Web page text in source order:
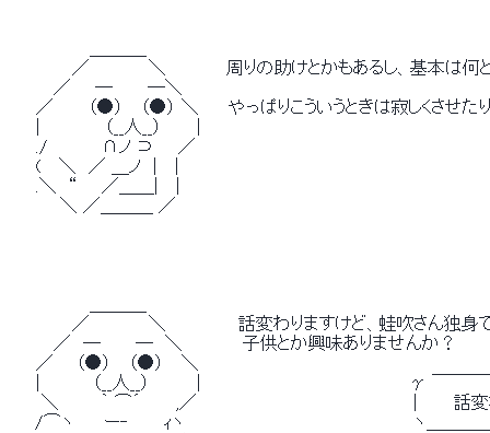
／　　 　 　＼　　　　　周りの助けとかもあるし、基本は何と
／　　─　 　 ─＼
／ 　　 （●） 　（●） ＼　　 やっぱりこういうときは寂しくさせた
|　 　　 　 （__人__）　 　 |
./　　　　 ∩ノ ⊃　　／
(　 ＼　／ ＿ノ　|　 |
.＼　“　　／＿＿|　 |
＼ ／＿＿＿ ／
／　　 　 　＼　　　　　　話変わりますけど、蛙吹さん独身
／　─　 　 ─　＼　　　　　子供とか興味ありませんか？
／ 　 （●） 　（●）　 ＼
|　 　 　 （__人__）　 　　 |　　　　　　　　　　　 　 　 　 　 γ ￣
＼　 　　｀ ⌒´ 　　 ,／　　　　　　　　　　　　　　　　　 ｜　　 話
/⌒ヽ　 　ー‐ 　 　ｨヽ　　　　　　　　　　　　　　　　　　　ヽ＿＿